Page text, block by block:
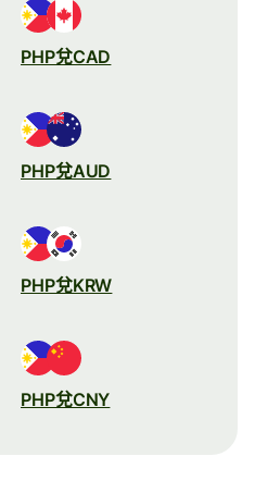
PHP兌CAD
PHP兌AUD
PHP兌KRW
PHP兌CNY